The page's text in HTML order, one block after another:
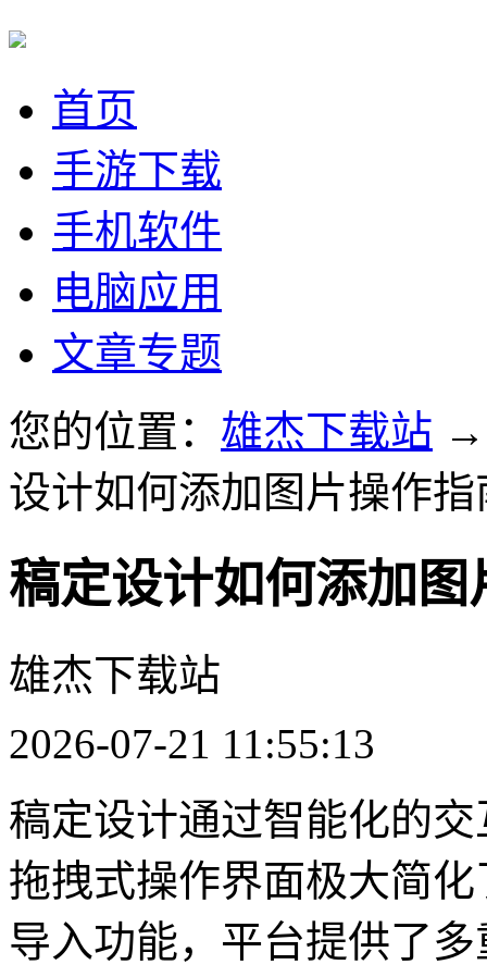
首页
手游下载
手机软件
电脑应用
文章专题
您的位置： 雄杰下载站
设计如何添加图片操作指
稿定设计如何添加图
雄杰下载站
2026-07-21 11:55:13
稿定设计通过智能化的
拖拽式操作界面极大简
导入功能，平台提供了